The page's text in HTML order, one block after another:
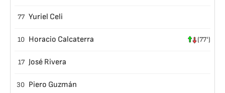
77 Yuriel Celi
10 Horacio Calcaterra (77')
17 José Rivera
30 Piero Guzmán